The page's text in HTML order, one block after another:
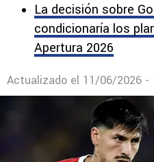
La decisión sobre
condicionaría los
Apertura 2026
Actualizado el 11/06/2026 -